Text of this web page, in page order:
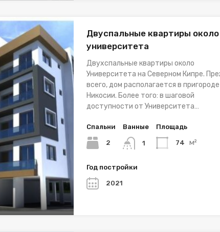
Двуспальные квартиры около
университета
Двухспальные квартиры около
Университета на Северном Кипре.
всего, дом располагается в пригороде
Никосии. Более того: в шаговой
доступности от Университета…
Спальни
2
Ванные
1
Площадь
74 м²
Год постройки
2021